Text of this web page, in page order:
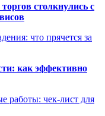
столкнулись с
что прячется за
как эффективно
работы: чек-лист для